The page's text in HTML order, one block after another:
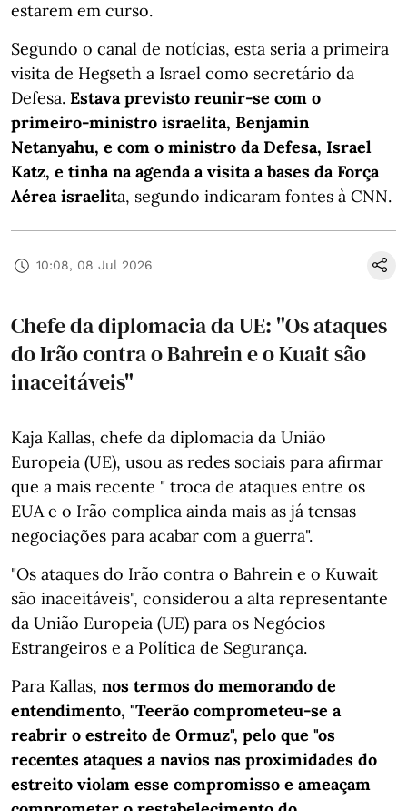
estarem em curso.
Segundo o canal de notícias, esta seria a primeira
visita de Hegseth a Israel como secretário da
Defesa. Estava previsto reunir-se com o
primeiro-ministro israelita, Benjamin
Netanyahu, e com o ministro da Defesa, Israel
Katz, e tinha na agenda a visita a bases da Força
Aérea israelita, segundo indicaram fontes à CNN.
10:08, 08 Jul 2026
Chefe da diplomacia da UE: "Os ataques
do Irão contra o Bahrein e o Kuait são
inaceitáveis"
Kaja Kallas, chefe da diplomacia da União
Europeia (UE), usou as redes sociais para afirmar
que a mais recente " troca de ataques entre os
EUA e o Irão complica ainda mais as já tensas
negociações para acabar com a guerra".
"Os ataques do Irão contra o Bahrein e o Kuwait
são inaceitáveis", considerou a alta representante
da União Europeia (UE) para os Negócios
Estrangeiros e a Política de Segurança.
Para Kallas, nos termos do memorando de
entendimento, "Teerão comprometeu-se a
reabrir o estreito de Ormuz", pelo que "os
recentes ataques a navios nas proximidades do
estreito violam esse compromisso e ameaçam